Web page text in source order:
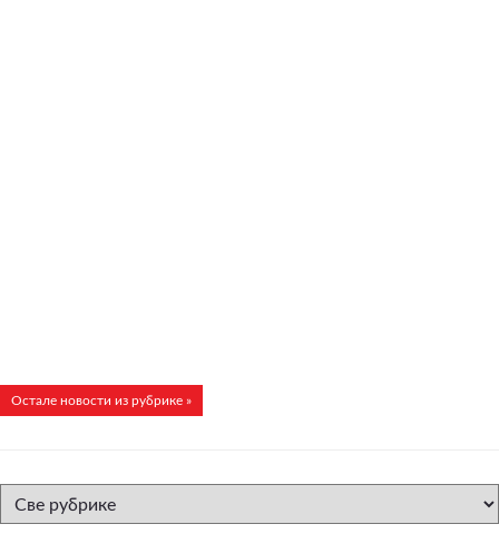
Остале новости из рубрике »